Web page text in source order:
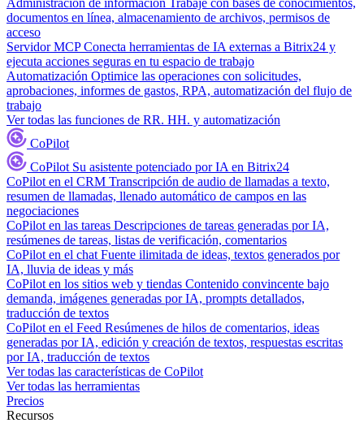
Administración de información
Trabaje con bases de conocimientos,
documentos en línea, almacenamiento de archivos, permisos de
acceso
Servidor MCP Conecta herramientas de IA externas a Bitrix24 y
ejecuta acciones seguras en tu espacio de trabajo
Automatización Optimice las operaciones con solicitudes,
aprobaciones, informes de gastos, RPA, automatización del flujo de
trabajo
Ver todas las funciones de RR. HH. y automatización
CoPilot
CoPilot Su asistente potenciado por IA en Bitrix24
CoPilot en el CRM Transcripción de audio de llamadas a texto,
resumen de llamadas, llenado automático de campos en las
negociaciones
CoPilot en las tareas Descripciones de tareas generadas por IA,
resúmenes de tareas, listas de verificación, comentarios
CoPilot en el chat Fuente ilimitada de ideas, textos generados por
IA, lluvia de ideas y más
CoPilot en los sitios web y tiendas Contenido convincente bajo
demanda, imágenes generadas por IA, prompts detallados,
traducción de textos
CoPilot en el Feed Resúmenes de hilos de comentarios, ideas
generadas por IA, edición y creación de textos, respuestas escritas
por IA, traducción de textos
Ver todas las características de CoPilot
Ver todas las herramientas
Precios
Recursos